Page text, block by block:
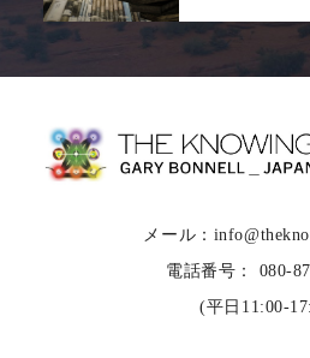
メール：
電話番号： 080-
(平日11:00-